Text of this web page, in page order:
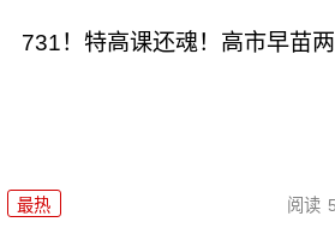
731！特高课还魂！高市早苗
最热 阅读